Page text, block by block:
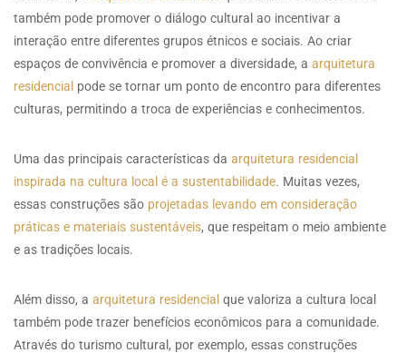
também pode promover o diálogo cultural ao incentivar a
interação entre diferentes grupos étnicos e sociais. Ao criar
espaços de convivência e promover a diversidade, a arquitetura
residencial pode se tornar um ponto de encontro para diferentes
culturas, permitindo a troca de experiências e conhecimentos.
Uma das principais características da arquitetura residencial
inspirada na cultura local é a sustentabilidade. Muitas vezes,
essas construções são projetadas levando em consideração
práticas e materiais sustentáveis, que respeitam o meio ambiente
e as tradições locais.
Além disso, a arquitetura residencial que valoriza a cultura local
também pode trazer benefícios econômicos para a comunidade.
Através do turismo cultural, por exemplo, essas construções